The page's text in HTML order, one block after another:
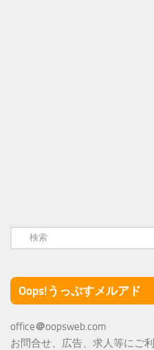
Oops!うっぷすメルアド
office＠oopsweb.com
お問合せ、広告、求人等にご利